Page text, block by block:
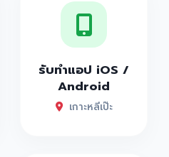
รับทำแอป iOS /
Android
เกาะหลีเป๊ะ